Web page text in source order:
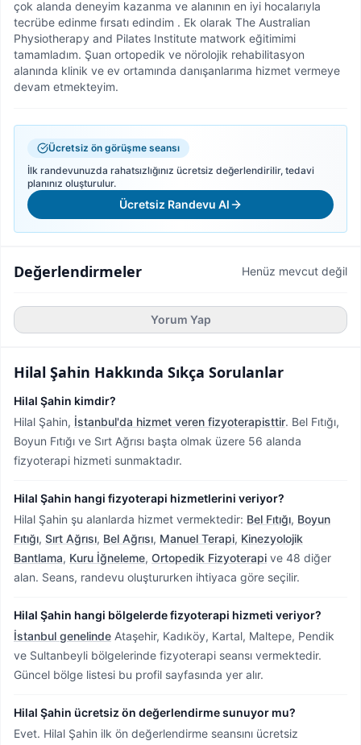
çok alanda deneyim kazanma ve alanının en iyi hocalarıyla
tecrübe edinme fırsatı edindim . Ek olarak The Australian
Physiotherapy and Pilates Institute matwork eğitimimi
tamamladım. Şuan ortopedik ve nörolojik rehabilitasyon
alanında klinik ve ev ortamında danışanlarıma hizmet vermeye
devam etmekteyim.
Ücretsiz ön görüşme seansı
İlk randevunuzda rahatsızlığınız ücretsiz değerlendirilir, tedavi
planınız oluşturulur.
Ücretsiz Randevu Al
Değerlendirmeler Henüz mevcut değil
Yorum Yap
Hilal Şahin Hakkında Sıkça Sorulanlar
Hilal Şahin kimdir?
Hilal Şahin, İstanbul'da hizmet veren fizyoterapisttir. Bel Fıtığı,
Boyun Fıtığı ve Sırt Ağrısı başta olmak üzere 56 alanda
fizyoterapi hizmeti sunmaktadır.
Hilal Şahin hangi fizyoterapi hizmetlerini veriyor?
Hilal Şahin şu alanlarda hizmet vermektedir: Bel Fıtığı, Boyun
Fıtığı, Sırt Ağrısı, Bel Ağrısı, Manuel Terapi, Kinezyolojik
Bantlama, Kuru İğneleme, Ortopedik Fizyoterapi ve 48 diğer
alan. Seans, randevu oluştururken ihtiyaca göre seçilir.
Hilal Şahin hangi bölgelerde fizyoterapi hizmeti veriyor?
İstanbul genelinde Ataşehir, Kadıköy, Kartal, Maltepe, Pendik
ve Sultanbeyli bölgelerinde fizyoterapi seansı vermektedir.
Güncel bölge listesi bu profil sayfasında yer alır.
Hilal Şahin ücretsiz ön değerlendirme sunuyor mu?
Evet. Hilal Şahin ilk ön değerlendirme seansını ücretsiz